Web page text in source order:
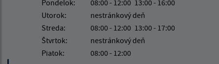
Pondelok:
08:00 - 12:00 13:00 - 16:00
Utorok:
nestránkový deň
Streda:
08:00 - 12:00 13:00 - 17:00
Štvrtok:
nestránkový deň
Piatok:
08:00 - 12:00